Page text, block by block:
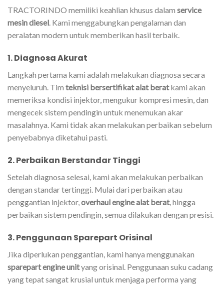
TRACTORINDO memiliki keahlian khusus dalam service
mesin diesel. Kami menggabungkan pengalaman dan
peralatan modern untuk memberikan hasil terbaik.
1. Diagnosa Akurat
Langkah pertama kami adalah melakukan diagnosa secara
menyeluruh. Tim teknisi bersertifikat alat beratkami akan
memeriksa kondisi injektor, mengukur kompresi mesin, dan
mengecek sistem pendingin untuk menemukan akar
masalahnya. Kami tidak akan melakukan perbaikan sebelum
penyebabnya diketahui pasti.
2. Perbaikan Berstandar Tinggi
Setelah diagnosa selesai, kami akan melakukan perbaikan
dengan standar tertinggi. Mulai dari perbaikan atau
penggantian injektor,overhaul engine alat berat, hingga
perbaikan sistem pendingin, semua dilakukan dengan presisi.
3. Penggunaan Sparepart Orisinal
Jika diperlukan penggantian, kami hanya menggunakan
sparepart engine unityang orisinal. Penggunaan suku cadang
yang tepat sangat krusial untuk menjaga performa yang